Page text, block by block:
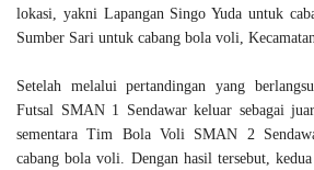
lokasi, yakni Lapangan Singo Yuda untuk
Sumber Sari untuk cabang bola voli,
Setelah melalui pertandingan yang
Futsal SMAN 1 Sendawar keluar sebagai
sementara Tim Bola Voli SMAN 2
cabang bola voli. Dengan hasil tersebut,